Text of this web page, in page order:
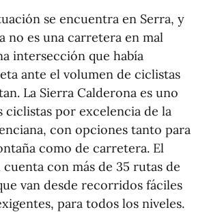
se encuentra en Serra, y
no es una carretera en mal
intersección que había
ante el volumen de ciclistas
La Sierra Calderona es uno
ciclistas por excelencia de la
con opciones tanto para
como de carretera. El
con más de 35 rutas de
van desde recorridos fáciles
para todos los niveles.